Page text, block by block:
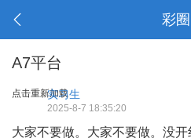
彩圈
A7平台
点击重新加载
实习生
2025-8-7 18:35:20
大家不要做。大家不要做。没